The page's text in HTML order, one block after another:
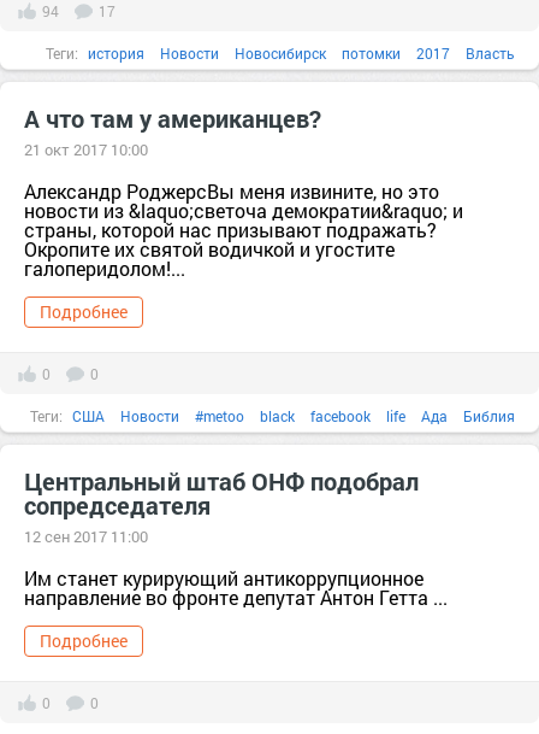
94 17
Теги: история Новости Новосибирск потомки 2017 Власть
А что там у американцев?
21 окт 2017 10:00
Александр РоджерсВы меня извините, но это
новости из &laquo;светоча демократии&raquo; и
страны, которой нас призывают подражать?
Окропите их святой водичкой и угостите
галоперидолом!...
Подробнее
0 0
Теги: США Новости #metoo black facebook life Ада Библия
Центральный штаб ОНФ подобрал
сопредседателя
12 сен 2017 11:00
Им станет курирующий антикоррупционное
направление во фронте депутат Антон Гетта ...
Подробнее
0 0